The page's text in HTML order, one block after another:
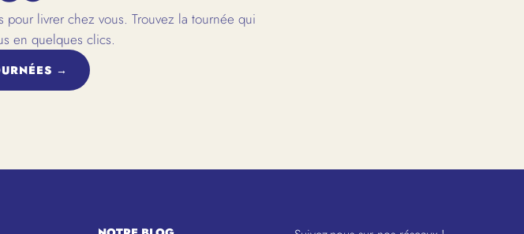
pour livrer chez vous. Trouvez la tournée qui
en quelques clics.
→